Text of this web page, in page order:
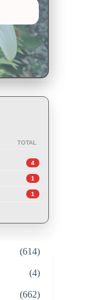
TOTAL
4
1
1
(614)
(4)
(662)